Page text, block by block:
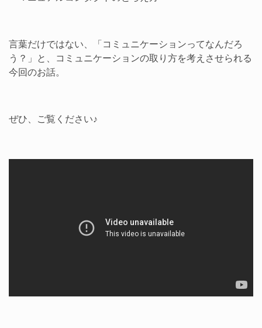
言葉だけではない、「コミュニケーションってなんだろ
う？」と、コミュニケーションの取り方を考えさせられる
今回のお話。
ぜひ、ご覧ください♪